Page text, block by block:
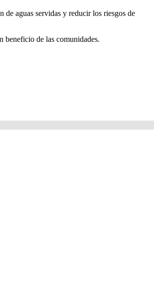
de aguas servidas y reducir los riesgos de
beneficio de las comunidades.